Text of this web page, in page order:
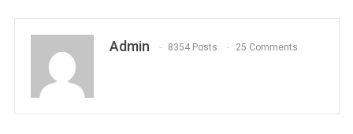
Admin 8354 Posts 25 Comments